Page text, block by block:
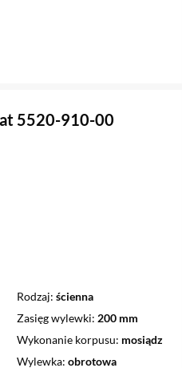
5520-910-00
Rodzaj ścienna
Zasięg wylewki 200 mm
Wykonanie korpusu mosiądz
Wylewka obrotowa